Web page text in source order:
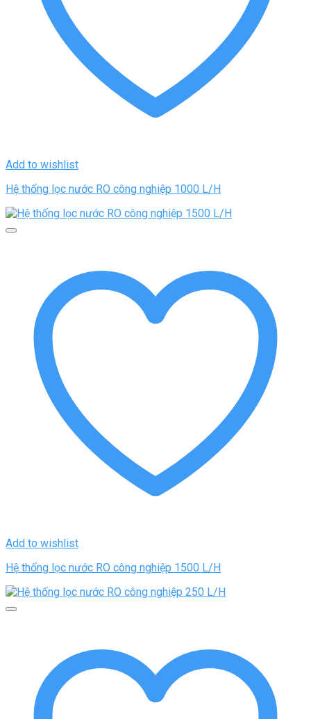
Add to wishlist
Hệ thống lọc nước RO công nghiệp 1000 L/H
Add to wishlist
Hệ thống lọc nước RO công nghiệp 1500 L/H